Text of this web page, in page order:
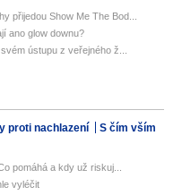
přijedou Show Me The Bod...
ano glow downu?
ústupu z veřejného ž...
proti nachlazení
S čím vším
pomáhá a kdy už riskuj...
vyléčit